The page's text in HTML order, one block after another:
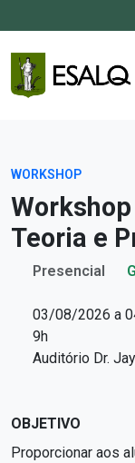
WORKSHOP
Teoria e
Presencial
03/08/2026 a
9h
Auditório Dr.
OBJETIVO
Proporcionar aos